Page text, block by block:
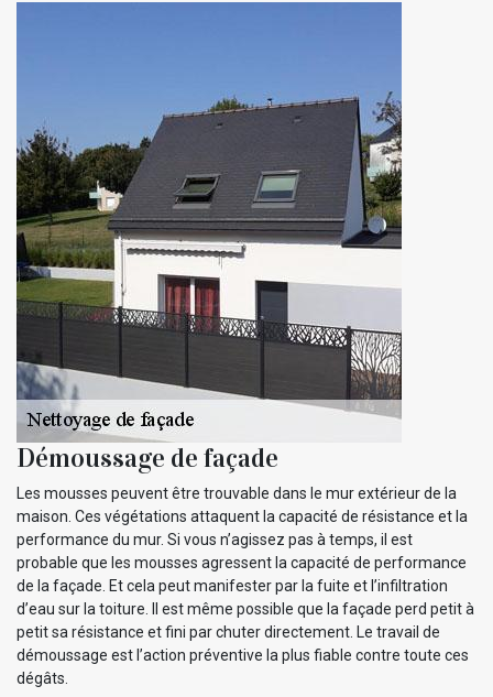
Démoussage de façade
Les mousses peuvent être trouvable dans le mur extérieur de la
maison. Ces végétations attaquent la capacité de résistance et la
performance du mur. Si vous n’agissez pas à temps, il est
probable que les mousses agressent la capacité de performance
de la façade. Et cela peut manifester par la fuite et l’infiltration
d’eau sur la toiture. Il est même possible que la façade perd petit à
petit sa résistance et fini par chuter directement. Le travail de
démoussage est l’action préventive la plus fiable contre toute ces
dégâts.